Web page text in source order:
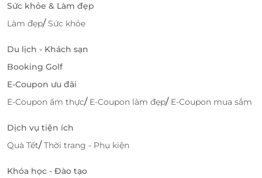
Đặt phòng Crown Retreat Quy Nhơn tại LifeLink là sự
Sức khỏe & Làm đẹp
Làm đẹp/Sức khỏe
Du lịch - Khách sạn
Booking Golf
E-Coupon ưu đãi
E-Coupon ẩm thực/ E-Coupon làm đẹp/ E-Coupon mua sắm
Dịch vụ tiện ích
Quà Tết/Thời trang - Phụ kiện
Khóa học - Đào tạo